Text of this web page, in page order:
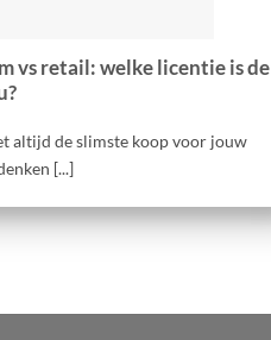
vs retail: welke licentie is de
altijd de slimste koop voor jouw
[...]